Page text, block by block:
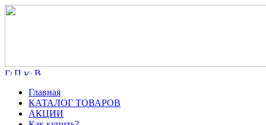
Главная
КАТАЛОГ ТОВАРОВ
АКЦИИ